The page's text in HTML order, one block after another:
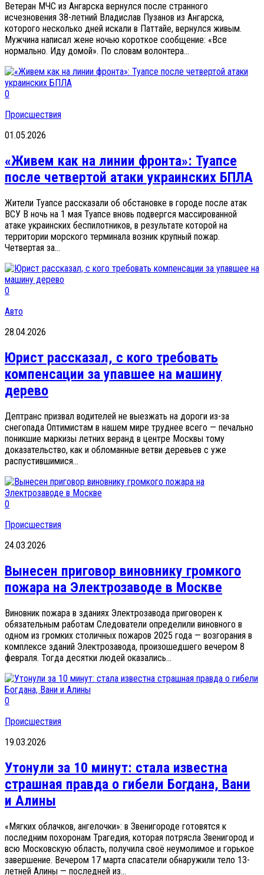
Ветеран МЧС из Ангарска вернулся после странного
исчезновения 38-летний Владислав Пузанов из Ангарска,
которого несколько дней искали в Паттайе, вернулся живым.
Мужчина написал жене ночью короткое сообщение: «Все
нормально. Иду домой». По словам волонтера...
0
Происшествия
01.05.2026
«Живем как на линии фронта»: Туапсе
после четвертой атаки украинских БПЛА
Жители Туапсе рассказали об обстановке в городе после атак
ВСУ В ночь на 1 мая Туапсе вновь подвергся массированной
атаке украинских беспилотников, в результате которой на
территории морского терминала возник крупный пожар.
Четвертая за...
0
Авто
28.04.2026
Юрист рассказал, с кого требовать
компенсации за упавшее на машину
дерево
Дептранс призвал водителей не выезжать на дороги из-за
снегопада Оптимистам в нашем мире труднее всего — печально
поникшие маркизы летних веранд в центре Москвы тому
доказательство, как и обломанные ветви деревьев с уже
распустившимися...
0
Происшествия
24.03.2026
Вынесен приговор виновнику громкого
пожара на Электрозаводе в Москве
Виновник пожара в зданиях Электрозавода приговорен к
обязательным работам Следователи определили виновного в
одном из громких столичных пожаров 2025 года — возгорания в
комплексе зданий Электрозавода, произошедшего вечером 8
февраля. Тогда десятки людей оказались...
0
Происшествия
19.03.2026
Утонули за 10 минут: стала известна
страшная правда о гибели Богдана, Вани
и Алины
«Мягких облачков, ангелочки»: в Звенигороде готовятся к
последним похоронам Трагедия, которая потрясла Звенигород и
всю Московскую область, получила своё неумолимое и горькое
завершение. Вечером 17 марта спасатели обнаружили тело 13-
летней Алины — последней из...